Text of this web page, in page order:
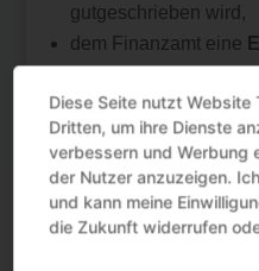
gutgeschrieben wird,
dem Finanzamt eine
pünktlich, auch wenn
abbucht.
Quelle:Sonstige | Sonstige | .
Diese Seite nutzt Website
Dritten, um ihre Dienste
verbessern und Werbung
der Nutzer anzuzeigen.
und kann meine
die Zukunft widerrufen